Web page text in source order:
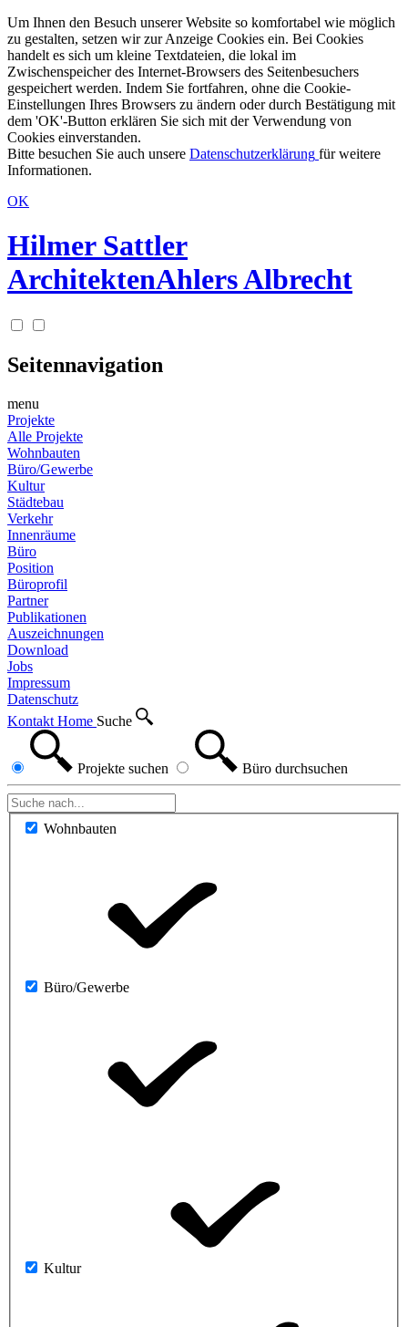
Um Ihnen den Besuch unserer Website so komfortabel wie möglich
zu gestalten, setzen wir zur Anzeige Cookies ein. Bei Cookies
handelt es sich um kleine Textdateien, die lokal im
Zwischenspeicher des Internet-Browsers des Seitenbesuchers
gespeichert werden. Indem Sie fortfahren, ohne die Cookie-
Einstellungen Ihres Browsers zu ändern oder durch Bestätigung mit
dem 'OK'-Button erklären Sie sich mit der Verwendung von
Cookies einverstanden.
Bitte besuchen Sie auch unsere Datenschutzerklärung für weitere
Informationen.
OK
Hilmer Sattler
ArchitektenAhlers Albrecht
Seitennavigation
menu
Projekte
Alle Projekte
Wohnbauten
Büro/Gewerbe
Kultur
Städtebau
Verkehr
Innenräume
Büro
Position
Büroprofil
Partner
Publikationen
Auszeichnungen
Download
Jobs
Impressum
Datenschutz
Kontakt Home Suche
Projekte suchen Büro durchsuchen
Wohnbauten
Büro/Gewerbe
Kultur